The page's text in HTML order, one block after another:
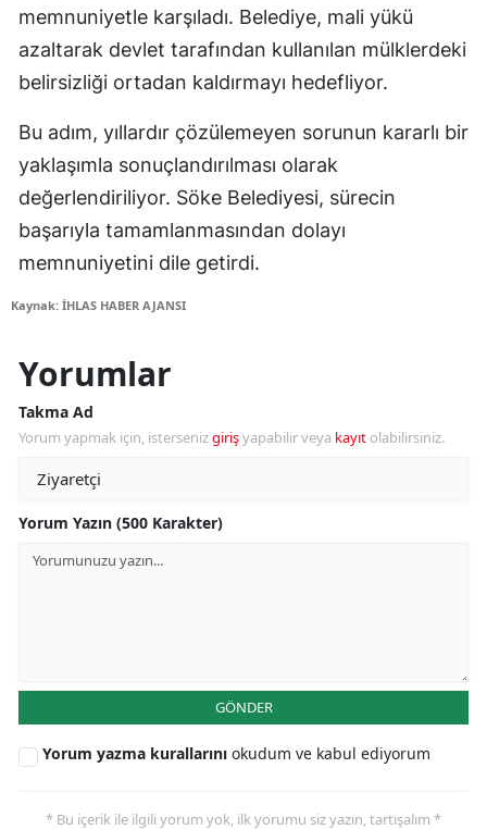
memnuniyetle karşıladı. Belediye, mali yükü
azaltarak devlet tarafından kullanılan mülklerdeki
belirsizliği ortadan kaldırmayı hedefliyor.
Bu adım, yıllardır çözülemeyen sorunun kararlı bir
yaklaşımla sonuçlandırılması olarak
değerlendiriliyor. Söke Belediyesi, sürecin
başarıyla tamamlanmasından dolayı
memnuniyetini dile getirdi.
Kaynak: İHLAS HABER AJANSI
Yorumlar
Takma Ad
Yorum yapmak için, istersenizgirişyapabilir veya kayıt olabilirsiniz.
Yorum Yazın (500 Karakter)
GÖNDER
Yorum yazma kurallarını okudum ve kabul ediyorum
* Bu içerik ile ilgili yorum yok, ilk yorumu siz yazın, tartışalım *